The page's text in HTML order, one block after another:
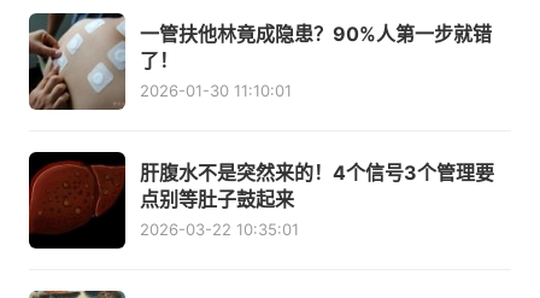
一管扶他林竟成隐患？90%人第一步就错
了！
2026-01-30 11:10:01
肝腹水不是突然来的！4个信号3个管理要
点别等肚子鼓起来
2026-03-22 10:35:01